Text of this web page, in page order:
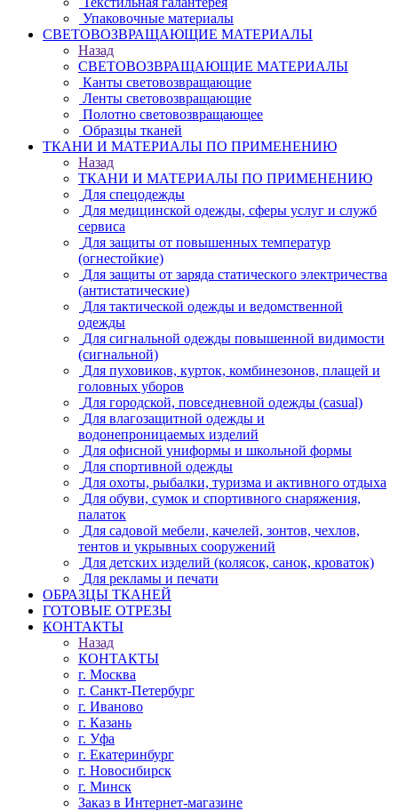
Упаковочные материалы
СВЕТОВОЗВРАЩАЮЩИЕ МАТЕРИАЛЫ
Назад
СВЕТОВОЗВРАЩАЮЩИЕ МАТЕРИАЛЫ
Канты световозвращающие
Ленты световозвращающие
Полотно световозвращающее
Образцы тканей
ТКАНИ И МАТЕРИАЛЫ ПО ПРИМЕНЕНИЮ
Назад
ТКАНИ И МАТЕРИАЛЫ ПО ПРИМЕНЕНИЮ
Для спецодежды
Для медицинской одежды, сферы услуг и служб
сервиса
Для защиты от повышенных температур
(огнестойкие)
Для защиты от заряда статического электричества
(антистатические)
Для тактической одежды и ведомственной
одежды
Для сигнальной одежды повышенной видимости
(сигнальной)
Для пуховиков, курток, комбинезонов, плащей и
головных уборов
Для городской, повседневной одежды (casual)
Для влагозащитной одежды и
водонепроницаемых изделий
Для офисной униформы и школьной формы
Для спортивной одежды
Для охоты, рыбалки, туризма и активного отдыха
Для обуви, сумок и спортивного снаряжения,
палаток
Для садовой мебели, качелей, зонтов, чехлов,
тентов и укрывных сооружений
Для детских изделий (колясок, санок, кроваток)
Для рекламы и печати
ОБРАЗЦЫ ТКАНЕЙ
ГОТОВЫЕ ОТРЕЗЫ
КОНТАКТЫ
Назад
КОНТАКТЫ
г. Москва
г. Санкт-Петербург
г. Иваново
г. Казань
г. Уфа
г. Екатеринбург
г. Новосибирск
г. Минск
Заказ в Интернет-магазине